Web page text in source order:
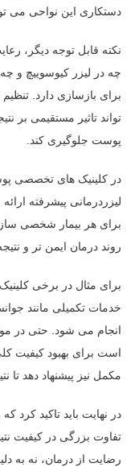
دستکاری این نواحی می
نکته قابل توجه دیگر،
چه در لیزر کیوسوییچ و
برای بازسازی دارد.
تواند تاثیر مستقیمی بر
پوست جلوگیری کند.
در کلینیک های تخصصی
لیزردرمانی پیشرفته
برای هر بیمار شخصی
روند درمان ایمن تر و
برای مثال در برخی
خدمات تکمیلی مانند
انجام می شود. حتی در
است برای بهبود کیفیت
مکمل نیز پیشنهاد دهد تا
در نهایت باید تاکید کرد
تفاوت بزرگی در کیفیت
رضایت از درمان، نه به